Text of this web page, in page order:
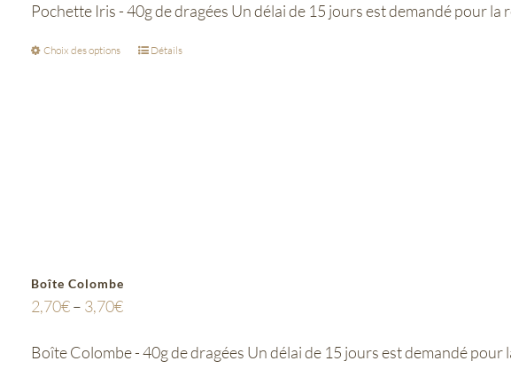
Pochette Iris - 40g de dragées Un délai de 15 jours est demandé pour la
Choix des options Détails
Boîte Colombe
2,70€– 3,70€
Boîte Colombe - 40g de dragées Un délai de 15 jours est demandé pour